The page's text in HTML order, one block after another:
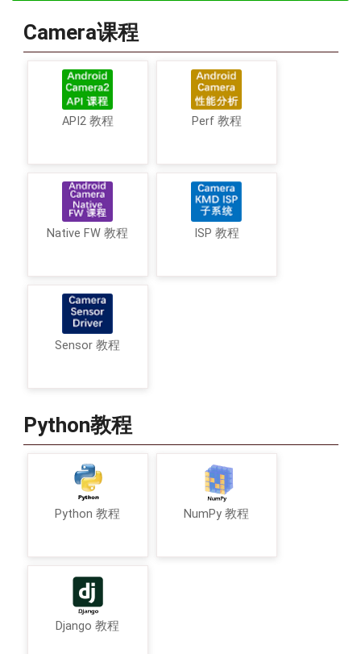
Camera课程
API2 教程 Perf 教程
Native FW 教程 ISP 教程
Sensor 教程
Python教程
Python 教程 NumPy 教程
Django 教程